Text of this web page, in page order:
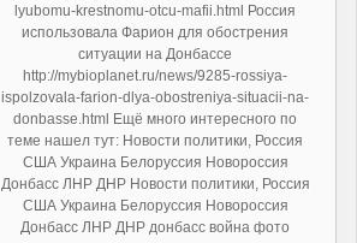
lyubomu-krestnomu-otcu-mafii.html Россия
использовала Фарион для обострения
ситуации на Донбассе
http://mybioplanet.ru/news/9285-rossiya-
ispolzovala-farion-dlya-obostreniya-situacii-na-
donbasse.html Ещё много интересного по
теме нашел тут: Новости политики, Россия
США Украина Белоруссия Новороссия
Донбасс ЛНР ДНР Новости политики, Россия
США Украина Белоруссия Новороссия
Донбасс ЛНР ДНР донбасс война фото